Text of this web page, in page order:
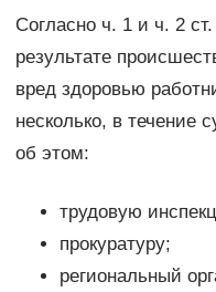
Согласно ч. 1 и ч. 2
результате
вред здоровью
несколько, в течение
об этом:
трудовую
прокуратуру;
региональный